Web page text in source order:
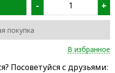
- +
покупка
В избранное
Посоветуйся с друзьями: